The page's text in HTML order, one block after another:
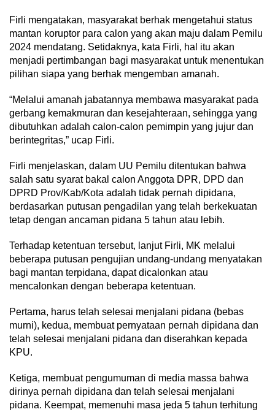
Firli mengatakan, masyarakat berhak mengetahui status
mantan koruptor para calon yang akan maju dalam Pemilu
2024 mendatang. Setidaknya, kata Firli, hal itu akan
menjadi pertimbangan bagi masyarakat untuk menentukan
pilihan siapa yang berhak mengemban amanah.
“Melalui amanah jabatannya membawa masyarakat pada
gerbang kemakmuran dan kesejahteraan, sehingga yang
dibutuhkan adalah calon-calon pemimpin yang jujur dan
berintegritas,” ucap Firli.
Firli menjelaskan, dalam UU Pemilu ditentukan bahwa
salah satu syarat bakal calon Anggota DPR, DPD dan
DPRD Prov/Kab/Kota adalah tidak pernah dipidana,
berdasarkan putusan pengadilan yang telah berkekuatan
tetap dengan ancaman pidana 5 tahun atau lebih.
Terhadap ketentuan tersebut, lanjut Firli, MK melalui
beberapa putusan pengujian undang-undang menyatakan
bagi mantan terpidana, dapat dicalonkan atau
mencalonkan dengan beberapa ketentuan.
Pertama, harus telah selesai menjalani pidana (bebas
murni), kedua, membuat pernyataan pernah dipidana dan
telah selesai menjalani pidana dan diserahkan kepada
KPU.
Ketiga, membuat pengumuman di media massa bahwa
dirinya pernah dipidana dan telah selesai menjalani
pidana. Keempat, memenuhi masa jeda 5 tahun terhitung